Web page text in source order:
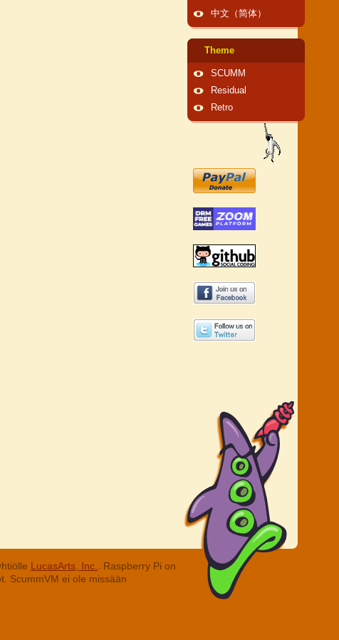
中文（简体）
Theme
SCUMM
Residual
Retro
LucasArts, Inc.
. Raspberry Pi on
ScummVM ei ole missään